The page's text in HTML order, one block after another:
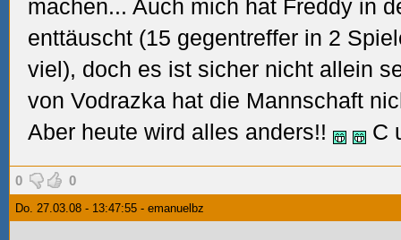
machen... Auch mich hat Freddy in
enttäuscht (15 gegentreffer in 2
viel), doch es ist sicher nicht allein
von Vodrazka hat die Mannschaft
Aber heute wird alles anders!!
C
0 0
Do. 27.03.08 - 13:47:55 - emanuelbz